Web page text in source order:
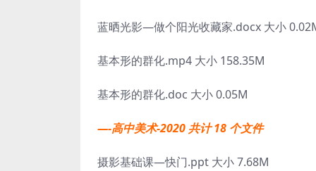
蓝晒光影—做个阳光收藏家.docx 大小
基本形的群化.mp4 大小 158.35M
基本形的群化.doc 大小 0.05M
—-高中美术-2020 共计 18 个文件
摄影基础课—快门.ppt 大小 7.68M